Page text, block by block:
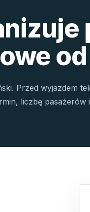
Przed wyjazdem
liczbę pasażerów